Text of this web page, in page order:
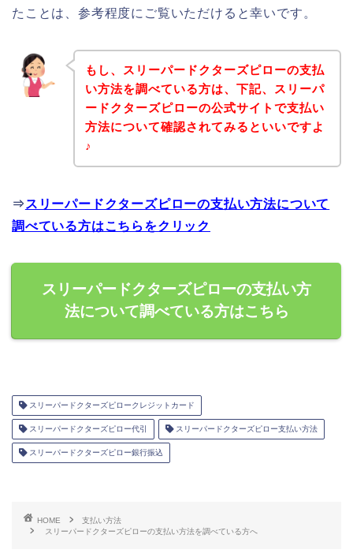
たことは、参考程度にご覧いただけると幸いです。
もし、スリーパードクターズピローの支払
い方法を調べている方は、下記、スリーパ
ードクターズピローの公式サイトで支払い
方法について確認されてみるといいですよ
♪
⇒ スリーパードクターズピローの支払い方法について
調べている方はこちらをクリック
スリーパードクターズピローの支払い方
法について調べている方はこちら
スリーパードクターズピロークレジットカード
スリーパードクターズピロー代引 スリーパードクターズピロー支払い方法
スリーパードクターズピロー銀行振込
HOME
支払い方法
スリーパードクターズピローの支払い方法を調べている方へ